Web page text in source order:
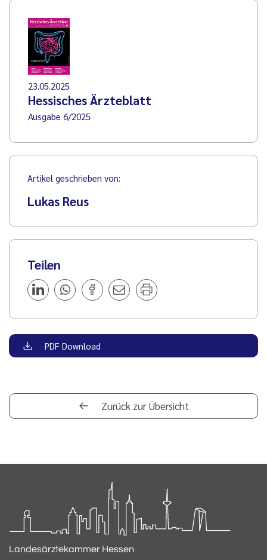
23.05.2025
Hessisches Ärzteblatt
Ausgabe 6/2025
Artikel geschrieben von:
Lukas Reus
Teilen
PDF Download
Zurück zur Übersicht
Landesärztekammer Hessen